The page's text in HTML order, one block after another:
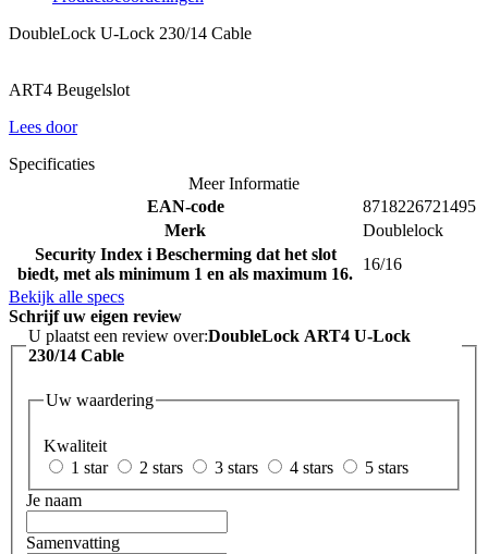
DoubleLock U-Lock 230/14 Cable
ART4 Beugelslot
Lees door
Specificaties
Meer Informatie
EAN-code
8718226721495
Merk
Doublelock
Security Index i Bescherming dat het slot
biedt, met als minimum 1 en als maximum 16.
16/16
Bekijk alle specs
Schrijf uw eigen review
U plaatst een review over:DoubleLock ART4 U-Lock
230/14 Cable
Uw waardering
Kwaliteit
1 star
2 stars 3 stars 4 stars
5 stars
Je naam
Samenvatting